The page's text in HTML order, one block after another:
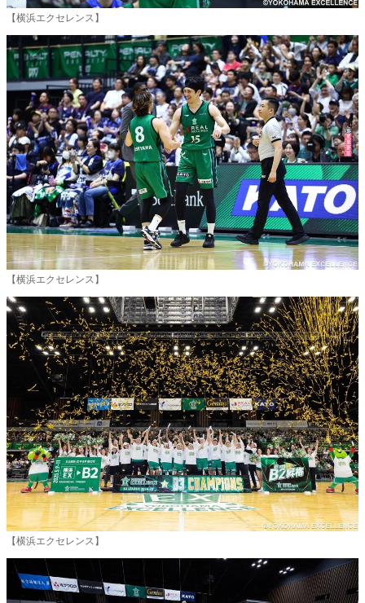
【横浜エクセレンス】
【横浜エクセレンス】
【横浜エクセレンス】